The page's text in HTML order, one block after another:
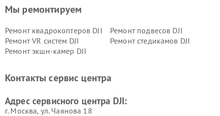
Мы ремонтируем
Ремонт квадрокоптеров DJI
Ремонт подвесов DJI
Ремонт VR систем DJI
Ремонт стедикамов DJI
Ремонт экшн-камер DJI
Контакты сервис центра
Адрес сервисного центра DJI:
г. Москва, ул. Чаянова 18